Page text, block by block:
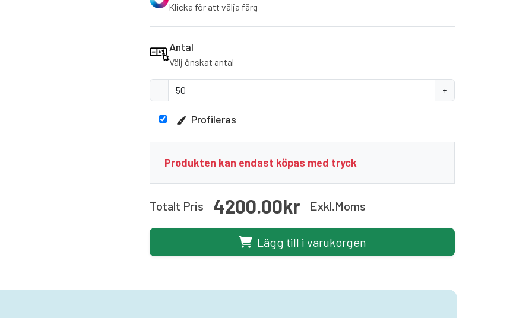
Klicka för att välja färg
Antal
Välj önskat antal
- +
Profileras
Produkten kan endast köpas med tryck
Totalt Pris 4200.00kr Exkl.moms
Lägg till i varukorgen